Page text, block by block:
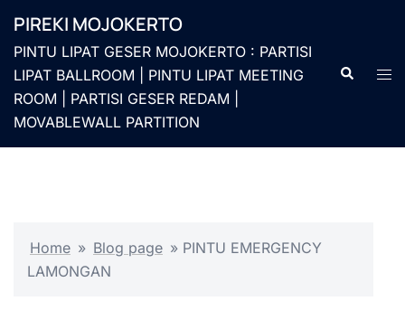
kePIREKI MOJOKERTO
PINTU LIPAT GESER MOJOKERTO : PARTISI
LIPAT BALLROOM | PINTU LIPAT MEETING
ROOM | PARTISI GESER REDAM |
MOVABLEWALL PARTITION
Cari
Home » Blog page » PINTU EMERGENCY
LAMONGAN